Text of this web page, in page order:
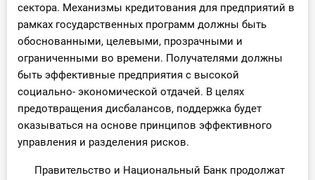
сектора. Механизмы кредитования для предприятий в
рамках государственных программ должны быть
обоснованными, целевыми, прозрачными и
ограниченными во времени. Получателями должны
быть эффективные предприятия с высокой
социально- экономической отдачей. В целях
предотвращения дисбалансов, поддержка будет
оказываться на основе принципов эффективного
управления и разделения рисков.
Правительство и Национальный Банк продолжат